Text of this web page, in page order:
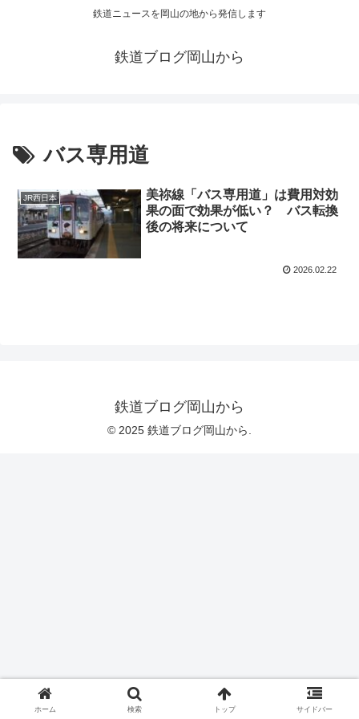
鉄道ニュースを岡山の地から発信します
鉄道ブログ岡山から
バス専用道
JR西日本
美祢線「バス専用道」は費用対効
果の面で効果が低い？ バス転換
後の将来について
2026.02.22
鉄道ブログ岡山から
© 2025 鉄道ブログ岡山から.
ホーム 検索 トップ サイドバー